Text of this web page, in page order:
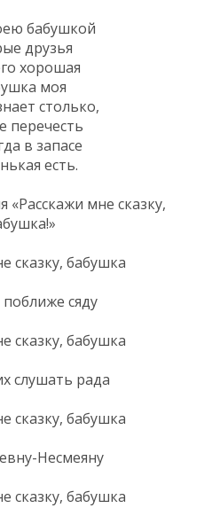
бабушкой
друзья
хорошая
моя
столько,
перечесть
в запасе
есть.
«Расскажи мне сказку,
сказку, бабушка
поближе сяду
сказку, бабушка
слушать рада
сказку, бабушка
Несмеяну
сказку, бабушка